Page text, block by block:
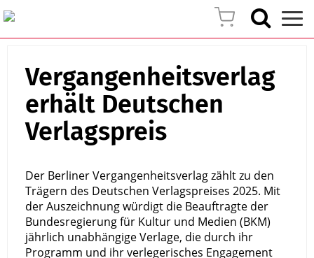
Vergangenheitsverlag
erhält Deutschen
Verlagspreis
Der Berliner Vergangenheitsverlag zählt zu den
Trägern des Deutschen Verlagspreises 2025. Mit
der Auszeichnung würdigt die Beauftragte der
Bundesregierung für Kultur und Medien (BKM)
jährlich unabhängige Verlage, die durch ihr
Programm und ihr verlegerisches Engagement